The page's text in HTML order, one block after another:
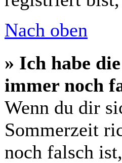
Nach oben
» Ich habe
immer noch
Wenn du dir
Sommerzeit
noch falsch